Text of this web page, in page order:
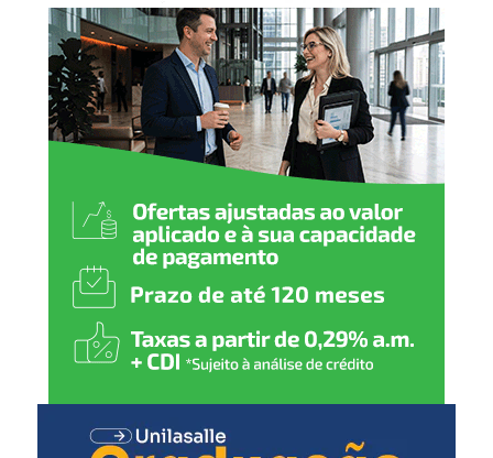
Hepatite B (1ªdose)
2 meses
Pentavalente (1ª dose)
Pólio (1ª dose)
Pneumocócica (1ª dose)
Rotavírus (1ª dose)
3 meses
Meningocócica C (1ª dose)
4 meses:
Pentavalente (2ª dose)
Pólio (2ª dose)
produtos ficam impedidos de serem vendidos ou
utilizados até que a situação seja avaliada.